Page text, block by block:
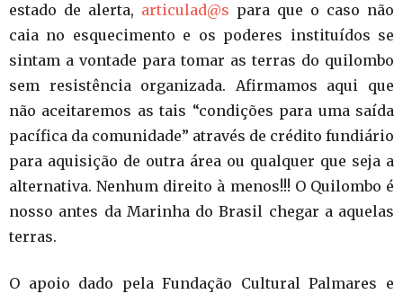
estado de alerta, articulad@s para que o caso não
caia no esquecimento e os poderes instituídos se
sintam a vontade para tomar as terras do quilombo
sem resistência organizada. Afirmamos aqui que
não aceitaremos as tais “condições para uma saída
pacífica da comunidade” através de crédito fundiário
para aquisição de outra área ou qualquer que seja a
alternativa. Nenhum direito à menos!!! O Quilombo é
nosso antes da Marinha do Brasil chegar a aquelas
terras.
O apoio dado pela Fundação Cultural Palmares e